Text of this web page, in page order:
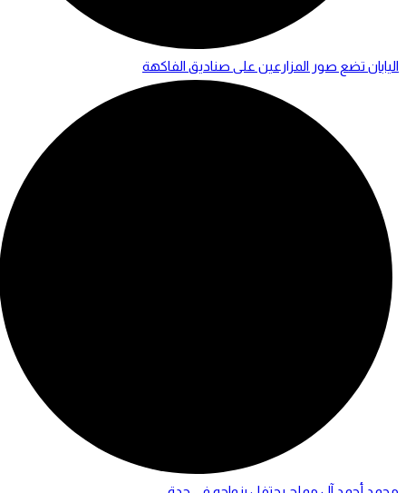
اليابان تضع صور المزارعين على صناديق الفاكهة